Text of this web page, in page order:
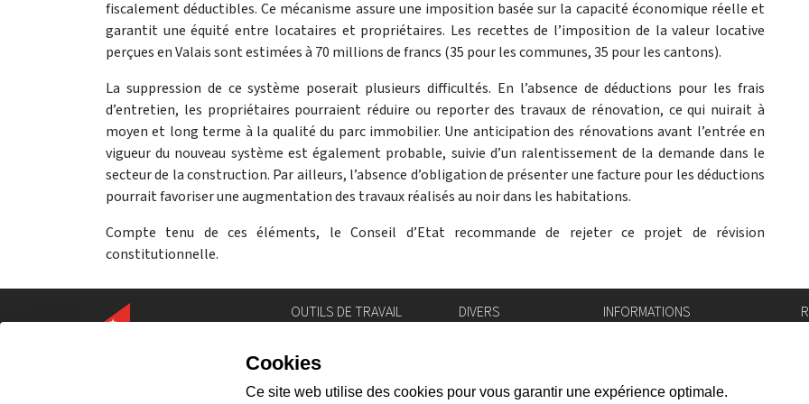
fiscalement déductibles. Ce mécanisme assure une imposition basée sur la capacité économique réelle et
garantit une équité entre locataires et propriétaires. Les recettes de l’imposition de la valeur locative
perçues en Valais sont estimées à 70 millions de francs (35 pour les communes, 35 pour les cantons).
La suppression de ce système poserait plusieurs difficultés. En l’absence de déductions pour les frais
d’entretien, les propriétaires pourraient réduire ou reporter des travaux de rénovation, ce qui nuirait à
moyen et long terme à la qualité du parc immobilier. Une anticipation des rénovations avant l’entrée en
vigueur du nouveau système est également probable, suivie d’un ralentissement de la demande dans le
secteur de la construction. Par ailleurs, l’absence d’obligation de présenter une facture pour les déductions
pourrait favoriser une augmentation des travaux réalisés au noir dans les habitations.
Compte tenu de ces éléments, le Conseil d’Etat recommande de rejeter ce projet de révision
constitutionnelle.
OUTILS DE TRAVAIL
Géoportail
DIVERS
INFORMATIONS
Mentions légales